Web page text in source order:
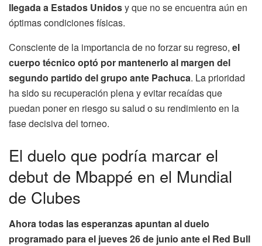
llegada a Estados Unidosy que no se encuentra aún en
óptimas condiciones físicas.
Consciente de la importancia de no forzar su regreso, el
cuerpo técnico optó por mantenerlo al margen del
segundo partido del grupo ante Pachuca. La prioridad
ha sido su recuperación plena y evitar recaídas que
puedan poner en riesgo su salud o su rendimiento en la
fase decisiva del torneo.
El duelo que podría marcar el
debut de Mbappé en el Mundial
de Clubes
Ahora todas las esperanzas apuntan al duelo
programado para el jueves 26 de junio ante el Red Bull